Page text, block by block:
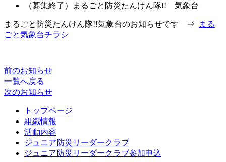
（募集終了）まるごと防災たんけん隊!! 気象台
まるごと防災たんけん隊!!気象台のお知らせです ⇒
まる
ごと気象台チラシ
前のお知らせ
一覧へ戻る
次のお知らせ
トップページ
組織情報
活動内容
ジュニア防災リーダークラブ
ジュニア防災リーダークラブ参加申込